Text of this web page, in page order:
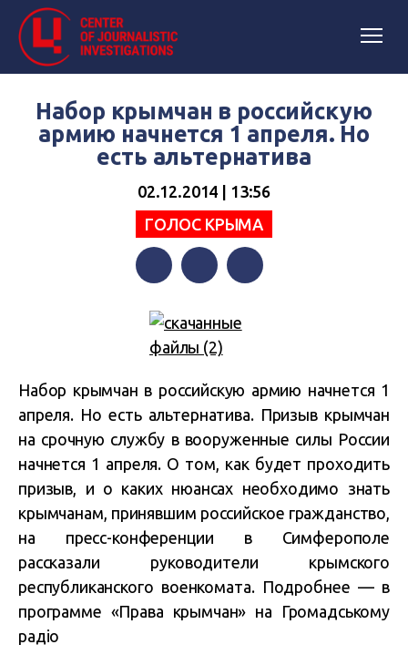
Набор крымчан в российскую
армию начнется 1 апреля. Но
есть альтернатива
02.12.2014 | 13:56
ГОЛОС КРЫМА
Набор крымчан в российскую армию начнется 1
апреля. Но есть альтернатива. Призыв крымчан
на срочную службу в вооруженные силы России
начнется 1 апреля. О том, как будет проходить
призыв, и о каких нюансах необходимо знать
крымчанам, принявшим российское гражданство,
на пресс-конференции в Симферополе
рассказали руководители крымского
республиканского военкомата. Подробнее — в
программе «Права крымчан» на Громадському
радіо